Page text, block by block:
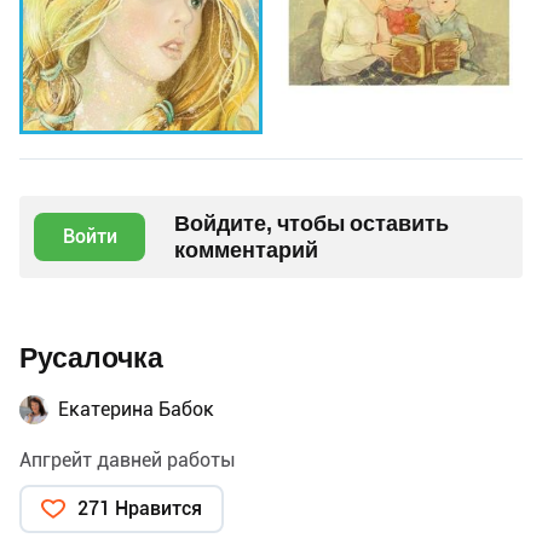
Войти
Войдите, чтобы оставить
комментарий
Русалочка
Екатерина Бабок
Апгрейт давней работы
271 Нравится